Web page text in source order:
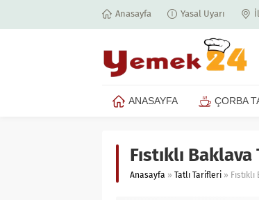
Anasayfa Yasal Uyarı
ANASAYFA ÇORBA
Fıstıklı
Anasayfa » Tatlı Tarifleri »